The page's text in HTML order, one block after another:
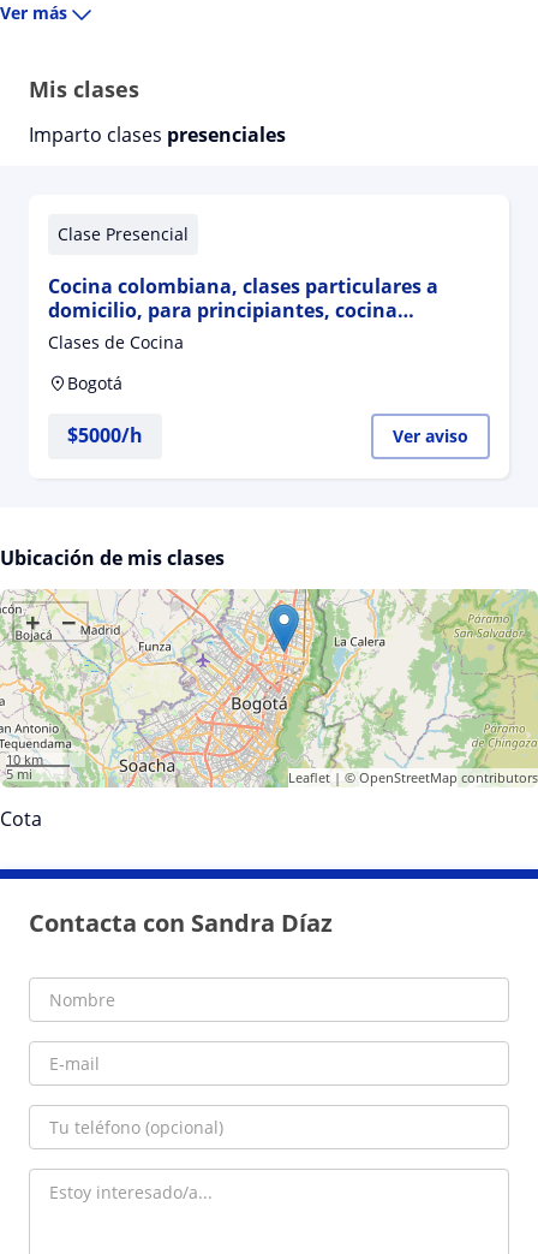
Ver más
Mis clases
Imparto clases presenciales
Clase Presencial
Cocina colombiana, clases particulares a
domicilio, para principiantes, cocina
vegetariana, y cocina italiana, a domicilio
Clases de Cocina
Bogotá
$5000/h Ver aviso
Ubicación de mis clases
+ −
10 km
5 mi
Leaflet| © OpenStreetMap contributors
Cota
Contacta con Sandra Díaz